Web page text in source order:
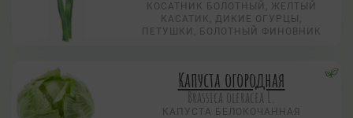
КОСАТНИК БОЛОТНЫЙ, ЖЕЛТЫЙ
КАСАТИК, ДИКИЕ ОГУРЦЫ,
ПЕТУШКИ, БОЛОТНЫЙ ФИНОВНИК
Капуста огородная
Brassica oleracea L.
КАПУСТА БЕЛОКОЧАННАЯ